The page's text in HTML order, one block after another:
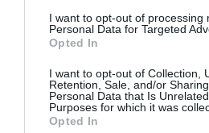
I want to opt-out of processing
Personal Data for Targeted
Opted In
I want to opt-out of Collection,
Retention, Sale, and/or
Personal Data that Is
Purposes for which it was
Opted In
Informații de la
Italia: Alegeri Europene
Următorul articol